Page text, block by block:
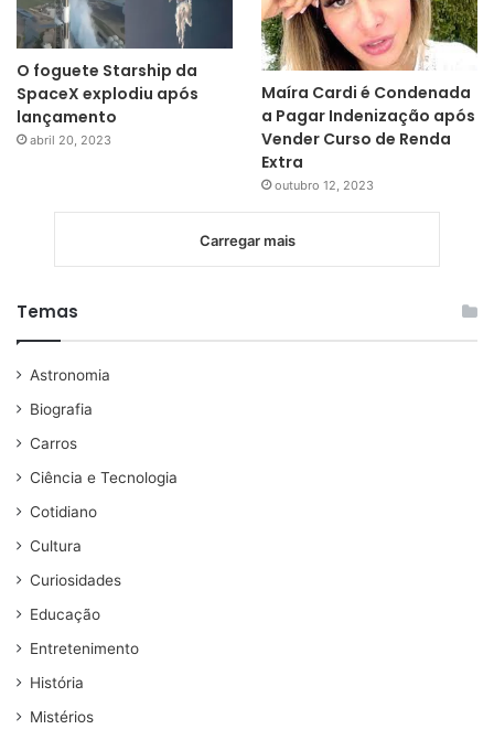
O foguete Starship da
SpaceX explodiu após
lançamento
abril 20, 2023
Maíra Cardi é Condenada
a Pagar Indenização após
Vender Curso de Renda
Extra
outubro 12, 2023
Carregar mais
Temas
Astronomia
Biografia
Carros
Ciência e Tecnologia
Cotidiano
Cultura
Curiosidades
Educação
Entretenimento
História
Mistérios